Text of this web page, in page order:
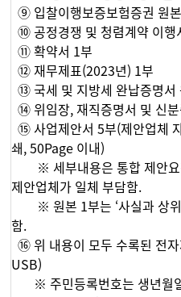
⑨ 입찰이행보증보험증권 원
⑩ 공정경쟁 및 청렴계약 이행
⑪ 확약서 1부
⑫ 재무제표(2023년) 1부
⑬ 국세 및 지방세 완납증명서
⑭ 위임장, 재직증명서 및 신
⑮ 사업제안서 5부(제안업체
쇄, 50Page 이내)
※ 세부내용은 통합 제안요
제안업체가 일체 부담함.
※ 원본 1부는 ‘사실과 상위
함.
⑯ 위 내용이 모두 수록된 전
USB)
※ 주민등록번호는 생년월